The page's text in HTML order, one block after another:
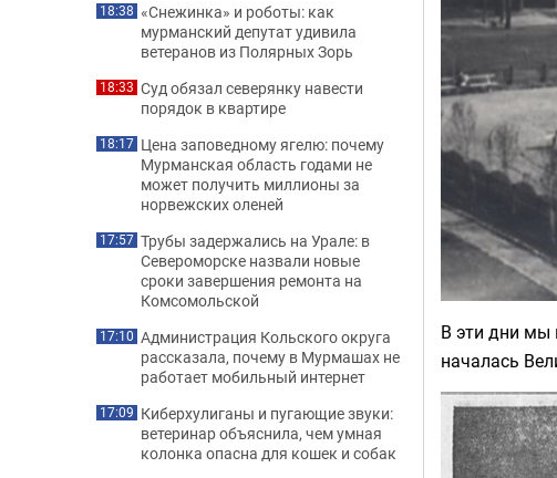
В эти дни мы
началась
18:38 «Снежинка» и роботы: как
мурманский депутат удивила
ветеранов из Полярных Зорь
18:33 Суд обязал северянку навести
порядок в квартире
18:17 Цена заповедному ягелю: почему
Мурманская область годами не
может получить миллионы за
норвежских оленей
17:57 Трубы задержались на Урале: в
Североморске назвали новые
сроки завершения ремонта на
Комсомольской
17:10 Администрация Кольского округа
рассказала, почему в Мурмашах не
работает мобильный интернет
17:09 Киберхулиганы и пугающие звуки:
ветеринар объяснила, чем умная
колонка опасна для кошек и собак